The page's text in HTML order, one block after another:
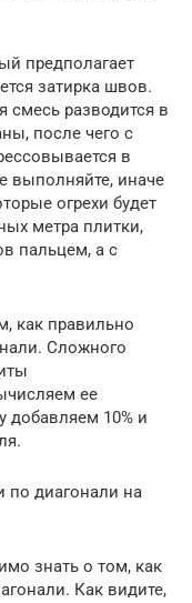
предполагает
затирка швов.
смесь разводится в
после чего с
в
выполняйте, иначе
огрехи будет
метра плитки,
пальцем, а с
как правильно
Сложного
ее
добавляем 10% и
по диагонали на
знать о том, как
Как видите,